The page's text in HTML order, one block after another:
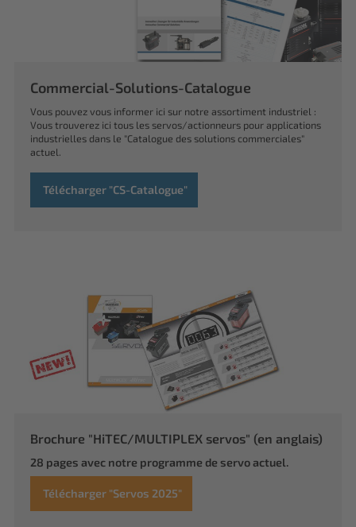
Commercial-Solutions-Catalogue
Vous pouvez vous informer ici sur notre assortiment industriel :
Vous trouverez ici tous les servos/actionneurs pour applications
industrielles dans le "Catalogue des solutions commerciales"
actuel.
Télécharger "CS-Catalogue"
Brochure "HiTEC/MULTIPLEX servos" (en anglais)
28 pages avec notre programme de servo actuel.
Télécharger "Servos 2025"